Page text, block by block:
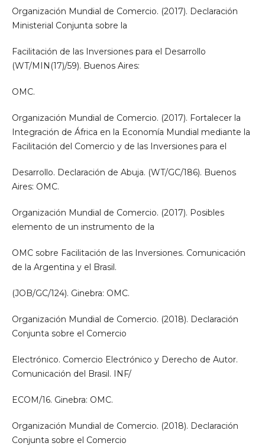
Organización Mundial de Comercio. (2017). Declaración
Ministerial Conjunta sobre la
Facilitación de las Inversiones para el Desarrollo
(WT/MIN(17)/59). Buenos Aires:
OMC.
Organización Mundial de Comercio. (2017). Fortalecer la
Integración de África en la Economía Mundial mediante la
Facilitación del Comercio y de las Inversiones para el
Desarrollo. Declaración de Abuja. (WT/GC/186). Buenos
Aires: OMC.
Organización Mundial de Comercio. (2017). Posibles
elemento de un instrumento de la
OMC sobre Facilitación de las Inversiones. Comunicación
de la Argentina y el Brasil.
(JOB/GC/124). Ginebra: OMC.
Organización Mundial de Comercio. (2018). Declaración
Conjunta sobre el Comercio
Electrónico. Comercio Electrónico y Derecho de Autor.
Comunicación del Brasil. INF/
ECOM/16. Ginebra: OMC.
Organización Mundial de Comercio. (2018). Declaración
Conjunta sobre el Comercio